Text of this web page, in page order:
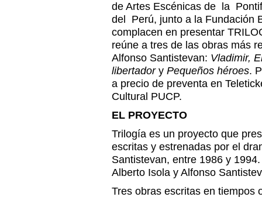
de Artes Escénicas de la
del Perú, junto a la Fundación
complacen en presentar
reúne a tres de las obras más
Alfonso Santistevan: Vladimir,
libertador y Pequeños héroes.
a precio de preventa en
Cultural PUCP.
EL PROYECTO
Trilogía es un proyecto que
escritas y estrenadas por el
Santistevan, entre 1986 y
Alberto Isola y Alfonso
Tres obras escritas en tiempos